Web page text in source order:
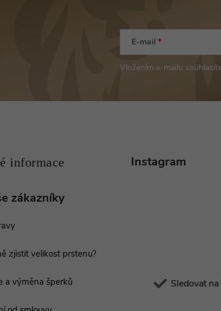
E-mail
Vložením e-mailu
zákazníky
zjistit velikost prstenu?
a výměna šperků
Instagram
Sledovat